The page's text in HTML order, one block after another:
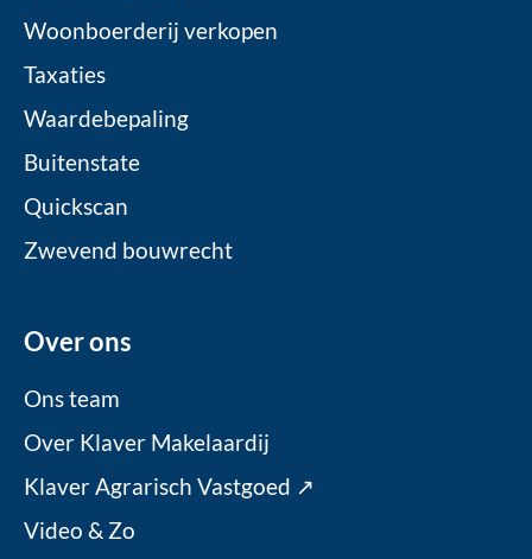
Woonboerderij verkopen
Taxaties
Waardebepaling
Buitenstate
Quickscan
Zwevend bouwrecht
Over ons
Ons team
Over Klaver Makelaardij
Klaver Agrarisch Vastgoed ↗
Video & Zo